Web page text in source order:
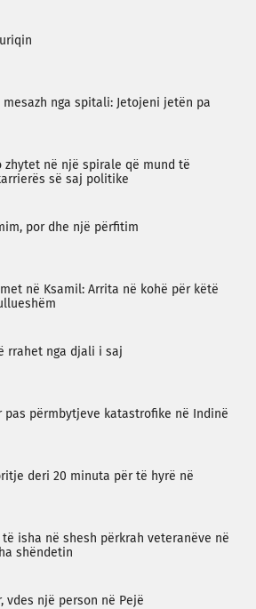
mesazh nga spitali: Jetojeni jetën pa
zhytet në një spirale që mund të
së saj politike
por dhe një përfitim
në Ksamil: Arrita në kohë për këtë
rrahet nga djali i saj
pas përmbytjeve katastrofike në Indinë
deri 20 minuta për të hyrë në
isha në shesh përkrah veteranëve në
shëndetin
vdes një person në Pejë